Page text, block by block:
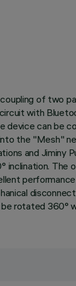
of two
with
can be
the "Mesh"
and Jiminy
The
be rotated